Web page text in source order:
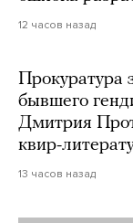
12 часов назад
Прокуратура
бывшего
Дмитрия
квир-
13 часов назад